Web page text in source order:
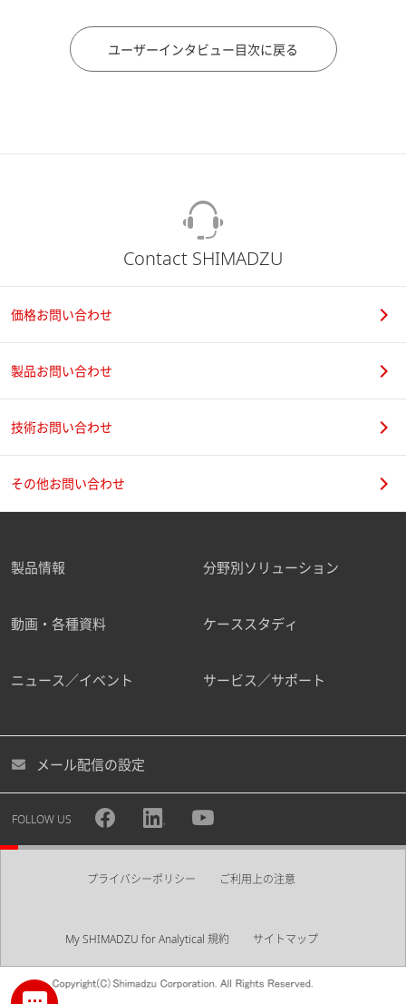
ユーザーインタビュー目次に戻る
Contact SHIMADZU
価格お問い合わせ
製品お問い合わせ
技術お問い合わせ
その他お問い合わせ
製品情報 分野別ソリューション
動画・各種資料 ケーススタディ
ニュース／イベント サービス／サポート
メール配信の設定
FOLLOW US
プライバシーポリシー ご利用上の注意
My SHIMADZU for Analytical 規約 サイトマップ